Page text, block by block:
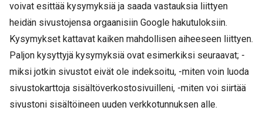
voivat esittää kysymyksiä ja saada vastauksia liittyen
heidän sivustojensa orgaanisiin Google hakutuloksiin.
Kysymykset kattavat kaiken mahdollisen aiheeseen liittyen.
Paljon kysyttyjä kysymyksiä ovat esimerkiksi seuraavat; -
miksi jotkin sivustot eivät ole indeksoitu, -miten voin luoda
sivustokarttoja sisältöverkostosivuilleni, -miten voi siirtää
sivustoni sisältöineen uuden verkkotunnuksen alle.